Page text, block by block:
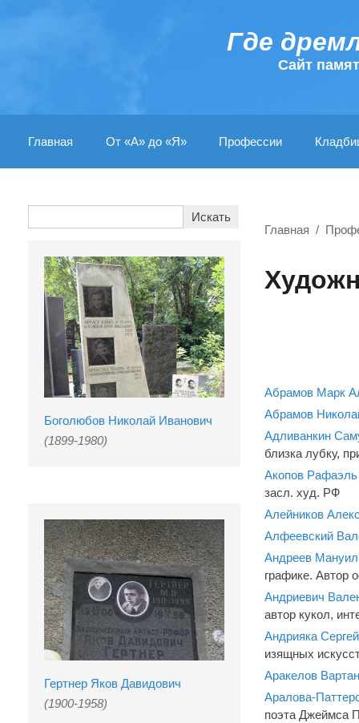
Где
Cайт
Главная От «А» до «Я» Профессии
Боголюбов Николай Иванович
(1899-1980)
Гертнер Яков Давидович
(1900-1958)
Главная
Абрамов Марк
Абрамов
Адливанкин
близка лубку,
Акопов
засл. худ. РФ
Алейников
Алфеевский
Андреев
графике. Автор
Андриевич
автор кукол,
Андрияка
изящных
Аракелов
Аралова-
поэта Джеймса